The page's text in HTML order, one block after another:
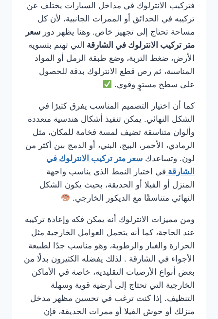
فتركيب الانترلوك في مداخل السيارات يختلف عن
تركيبه في الحدائق أو الممرات الجانبية، لأن كل
مساحة تحتاج إلى تجهيز خاص. وهنا يظهر دور سعر
متر تركيب الانترلوك في الشارقة التي تهتم بتسوية
الأرض، ضغط التربة، وضع طبقة الرمل أو المواد
المناسبة، ثم رص قطع الانترلوك بدقة للحصول
على سطح مستوٍ وقوي.
كما أن اختيار التصميم المناسب يفرق كثيرًا في
الشكل النهائي. يمكن تنفيذ أشكال هندسية متعددة
وألوان متناسقة تضيف لمسة فخامة للمكان، مثل
الرمادي، الأحمر، البيج، البني، أو الدمج بين أكثر من
لون. وتساعدك سعر متر تركيب الانترلوك في
الشارقة في اختيار النمط الذي يناسب واجهة
المنزل أو الفيلا أو الحديقة، بحيث يكون الشكل
النهائي متناسقًا مع الديكور الخارجي.
ومن مميزات الانترلوك أنه يمكن فكه وإعادة تركيبه
عند الحاجة، كما أنه يتحمل العوامل الخارجية مثل
الحرارة والغبار والرطوبة، وهو مناسب جدًا لطبيعة
الأجواء في الشارقة . لذلك يفضله الكثيرون بدلًا من
بعض أنواع الأرضيات التقليدية، خاصة في الأماكن
الخارجية التي تحتاج إلى أرضية قوية وسهلة
التنظيف. إذا كنت ترغب في تحسين مظهر مدخل
منزلك أو حوش الفيلا أو ممرات الحديقة، فإن